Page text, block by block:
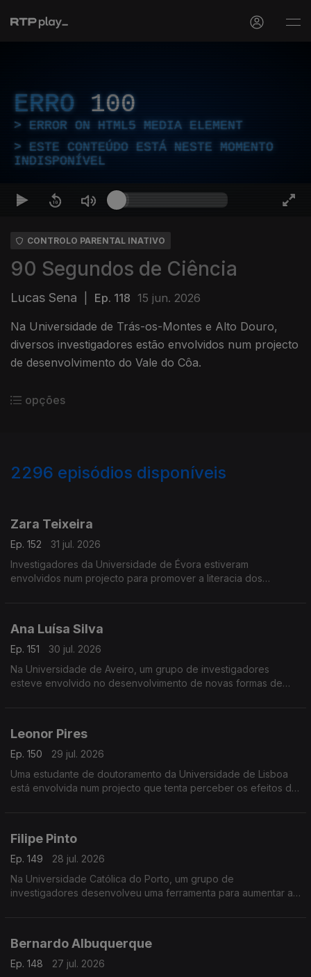
ERRO 100
ERROR ON HTML5 MEDIA ELEMENT
ESTE CONTEÚDO ESTÁ NESTE MOMENTO
INDISPONÍVEL
CONTROLO PARENTAL INATIVO
90 Segundos de Ciência
Lucas Sena Ep. 118 15 jun. 2026
Na Universidade de Trás-os-Montes e Alto Douro,
diversos investigadores estão envolvidos num projecto
de desenvolvimento do Vale do Côa.
opções
2296 episódios disponíveis
Zara Teixeira
Ep. 152
31 jul. 2026
Investigadores da Universidade de Évora estiveram
envolvidos num projecto para promover a literacia dos
Ana Luísa Silva
Ep. 151
30 jul. 2026
Na Universidade de Aveiro, um grupo de investigadores
esteve envolvido no desenvolvimento de novas formas de
Leonor Pires
Ep. 150
29 jul. 2026
Uma estudante de doutoramento da Universidade de Lisboa
está envolvida num projecto que tenta perceber os efeitos da
Filipe Pinto
Ep. 149
28 jul. 2026
Na Universidade Católica do Porto, um grupo de
investigadores desenvolveu uma ferramenta para aumentar a
Bernardo Albuquerque
Ep. 148
27 jul. 2026